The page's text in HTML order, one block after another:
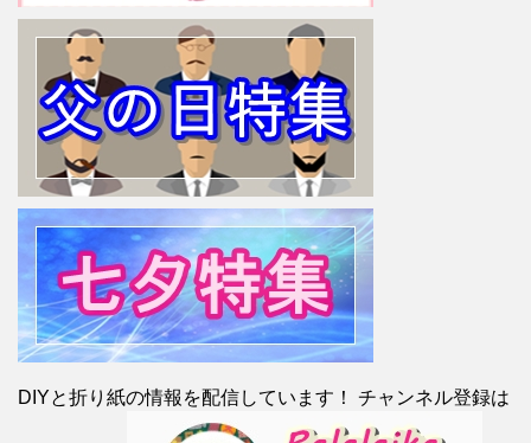
DIYと折り紙の情報を配信しています！ チャンネル登録は